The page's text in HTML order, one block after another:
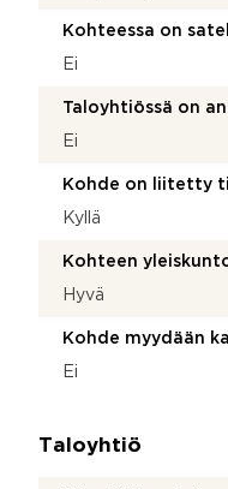
Kohteessa on
Ei
Taloyhtiössä on
Ei
Kohde on liitetty
Kyllä
Kohteen
Hyvä
Kohde myydään
Ei
Taloyhtiö